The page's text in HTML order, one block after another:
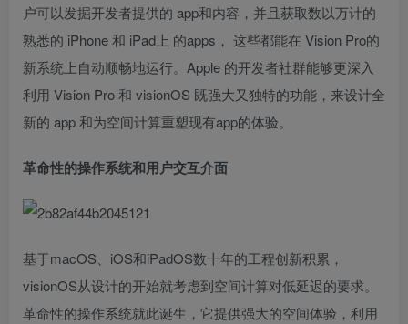
户可以发掘开发者提供的 app和内容，并且获取数以万计的
熟悉的 iPhone 和 iPad上 的apps， 这些都能在 Vision Pro的
新系统上自动顺畅地运行。Apple 的开发者社群能够更深入
利用 Vision Pro 和 visionOS 既强大又独特的功能，来设计全
新的 app 和为空间计算重塑现有app的体验。
革命性的操作系统和用户交互介面
基于macOS、iOS和iPadOS数十年的工程创新积累，
visionOS从设计的开始就考虑到空间计算对低延迟的要求。
革命性的操作系统就此诞生，它提供强大的空间体验，利用